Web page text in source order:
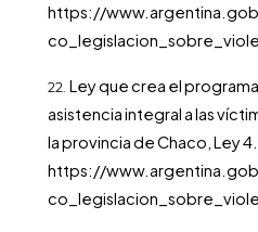
https://
Ley que crea el
asistencia integral a las
la provincia de Chaco, Ley
https://